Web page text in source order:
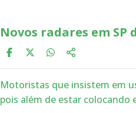
Novos radares em
Motoristas que insistem em
pois além de estar colocando